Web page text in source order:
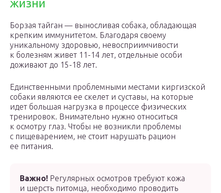
жизни
Борзая тайган — выносливая собака, обладающая
крепким иммунитетом. Благодаря своему
уникальному здоровью, невосприимчивости
к болезням живет 11-14 лет, отдельные особи
доживают до 15-18 лет.
Единственными проблемными местами киргизской
собаки являются ее скелет и суставы, на которые
идет большая нагрузка в процессе физических
тренировок. Внимательно нужно относиться
к осмотру глаз. Чтобы не возникли проблемы
с пищеварением, не стоит нарушать рацион
ее питания.
Важно! Регулярных осмотров требуют кожа
и шерсть питомца, необходимо проводить